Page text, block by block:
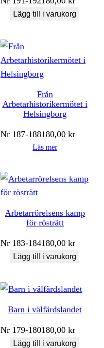
Lägg till i varukorg
Från
Arbetarhistorikermötet i
Helsingborg
Nr 187-188180,00kr
Läs mer
Arbetarrörelsens kamp
för rösträtt
Nr 183-184180,00kr
Lägg till i varukorg
Barn i välfärdslandet
Nr 179-180180,00kr
Lägg till i varukorg